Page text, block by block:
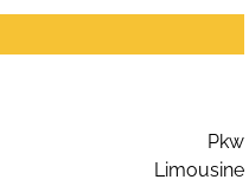
Pkw
Limousine